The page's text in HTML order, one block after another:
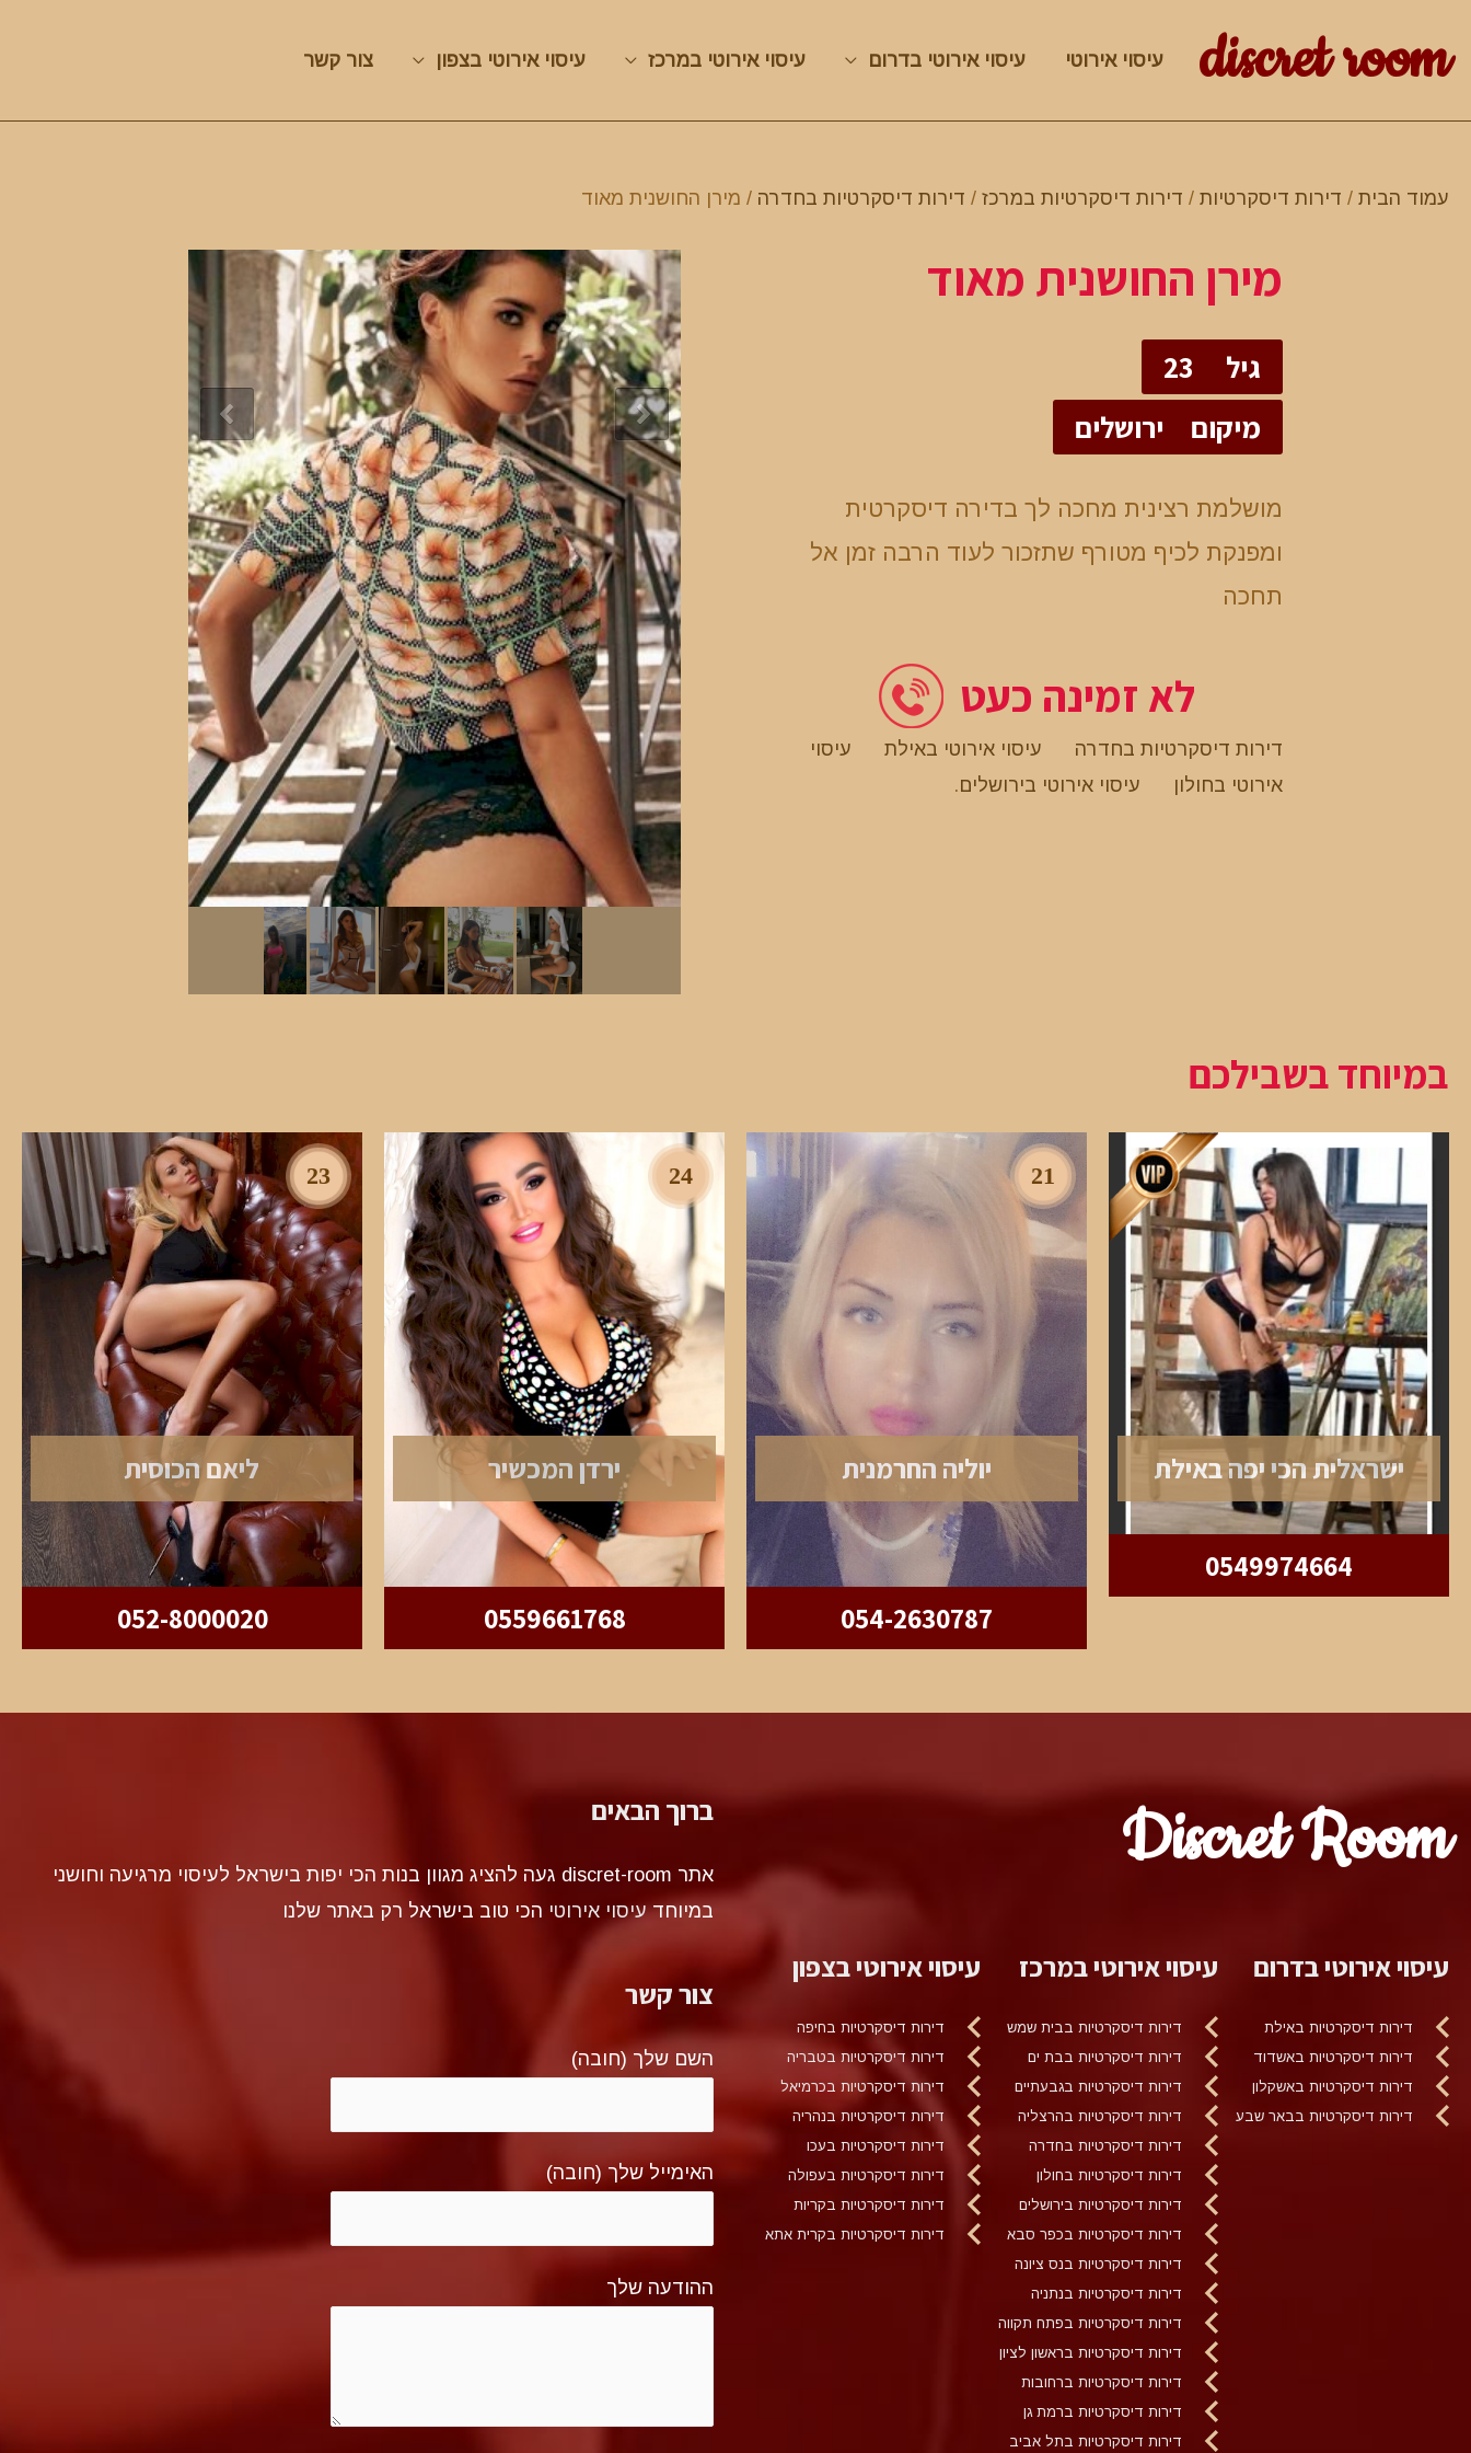
discret room עיסוי אירוטי עיסוי אירוטי בדרום עיסוי אירוטי במרכז עיסוי אירוטי בצפון צור קשר
עמוד הבית / דירות דיסקרטיות / דירות דיסקרטיות במרכז / דירות דיסקרטיות בחדרה / מירן החושנית מאוד
מירן החושנית מאוד
גיל
23
מיקום
ירושלים
מושלמת רצינית מחכה לך בדירה דיסקרטית
ומפנקת לכיף מטורף שתזכור לעוד הרבה זמן אל
תחכה
לא זמינה כעט
דירות דיסקרטיות בחדרה עיסוי אירוטי באילת
עיסוי
אירוטי בחולון
עיסוי אירוטי בירושלים.
במיוחד בשבילכם
ישראלית הכי יפה באילת
0549974664
21
יוליה החרמנית
054-2630787
24
ירדן המכשיר
0559661768
23
ליאם הכוסית
052-8000020
Discret Room
עיסוי אירוטי בדרום
דירות דיסקרטיות באילת
דירות דיסקרטיות באשדוד
דירות דיסקרטיות באשקלון
דירות דיסקרטיות בבאר שבע
עיסוי אירוטי במרכז
דירות דיסקרטיות בבית שמש
דירות דיסקרטיות בבת ים
דירות דיסקרטיות בגבעתיים
דירות דיסקרטיות בהרצליה
דירות דיסקרטיות בחדרה
דירות דיסקרטיות בחולון
דירות דיסקרטיות בירושלים
דירות דיסקרטיות בכפר סבא
דירות דיסקרטיות בנס ציונה
דירות דיסקרטיות בנתניה
דירות דיסקרטיות בפתח תקווה
דירות דיסקרטיות בראשון לציון
דירות דיסקרטיות ברחובות
דירות דיסקרטיות ברמת גן
דירות דיסקרטיות בתל אביב
עיסוי אירוטי בצפון
דירות דיסקרטיות בחיפה
דירות דיסקרטיות בטבריה
דירות דיסקרטיות בכרמיאל
דירות דיסקרטיות בנהריה
דירות דיסקרטיות בעכו
דירות דיסקרטיות בעפולה
דירות דיסקרטיות בקריות
דירות דיסקרטיות בקרית אתא
ברוך הבאים
אתר discret-room געה להציג מגוון בנות הכי יפות בישראל לעיסוי מרגיעה וחושני
במיוחדעיסוי אירוטי הכי טוב בישראל רק באתר שלנו
צור קשר
השם שלך (חובה)
האימייל שלך (חובה)
ההודעה שלך